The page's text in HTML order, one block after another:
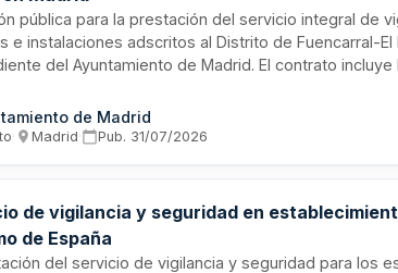
pública para la prestación del servicio integral de
e instalaciones adscritos al Distrito de Fuencarral-El
del Ayuntamiento de Madrid. El contrato
La duración y cobertura del servicio abarca la
ubicado en la zona norte de Madrid.
de Madrid
· Madrid· Pub. 31/07/2026
de vigilancia y seguridad en
de España
del servicio de vigilancia y seguridad para los